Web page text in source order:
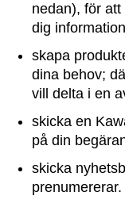
nedan), för
dig
skapa
dina behov;
vill delta i en
skicka en
på din
skicka
prenumererar.